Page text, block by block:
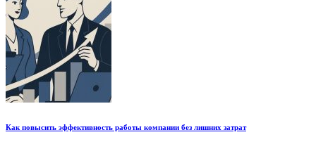
Как повысить эффективность работы компании без лишних затрат